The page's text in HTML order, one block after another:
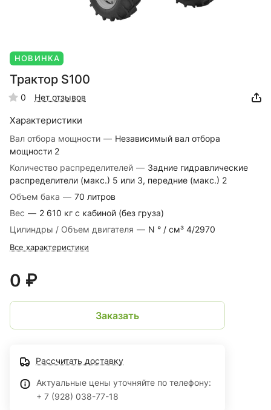
НОВИНКА
Трактор S100
0 Нет отзывов
Характеристики
Вал отбора мощности — Независимый вал отбора
мощности 2
Количество распределителей — Задние гидравлические
распределители (макс.) 5 или 3, передние (макс.) 2
Объем бака — 70 литров
Вес — 2 610 кг с кабиной (без груза)
Цилиндры / Объем двигателя — N ° / см³ 4/2970
Все характеристики
0 ₽
Заказать
Рассчитать доставку
Актуальные цены уточняйте по телефону:
+ 7 (928) 038-77-18